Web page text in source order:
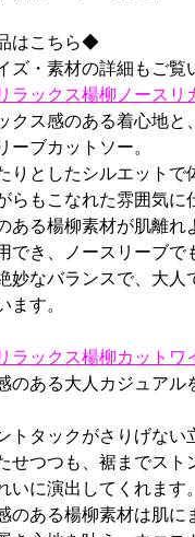
はこちら◆
ズ・素材の詳細もご覧
ラックス楊柳ノースリ
クス感のある着心地と
ーブカットソー。
りとしたシルエット
らもこなれた雰囲気に
ある楊柳素材が肌離
でき、ノースリーブで
妙なバランスで、大人
ます。
ラックス楊柳カットワ
のある大人カジュアル
トタックがさりげない
せつつも、裾までス
いに演出してくれます。
のある楊柳素材は肌